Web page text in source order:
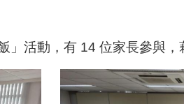
活動，有 14 位家長參與，